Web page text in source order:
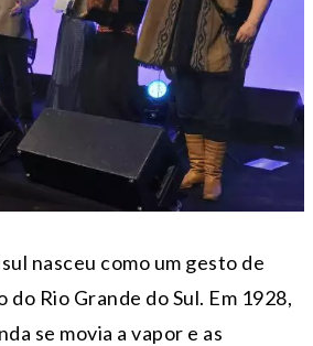
nasceu como um gesto de
Rio Grande do Sul. Em 1928,
se movia a vapor e as